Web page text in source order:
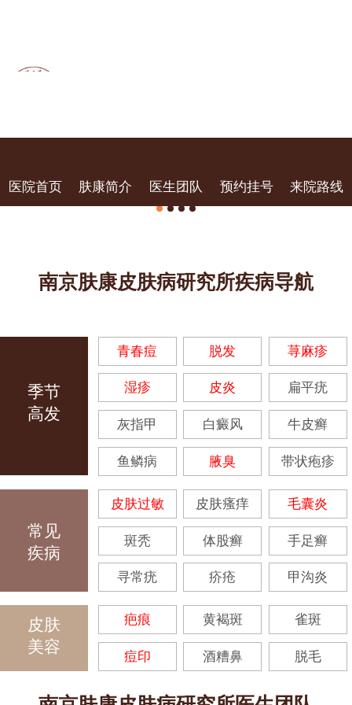
医院首页 肤康简介 医生团队 预约挂号 来院路线
南京肤康皮肤病研究所疾病导航
季节
高发
青春痘 脱发 荨麻疹
湿疹 皮炎 扁平疣
灰指甲 白癜风 牛皮癣
鱼鳞病 腋臭 带状疱疹
常见
疾病
皮肤过敏 皮肤瘙痒 毛囊炎
斑秃 体股癣 手足癣
寻常疣 疥疮 甲沟炎
皮肤
美容
疤痕 黄褐斑 雀斑
痘印 酒糟鼻 脱毛